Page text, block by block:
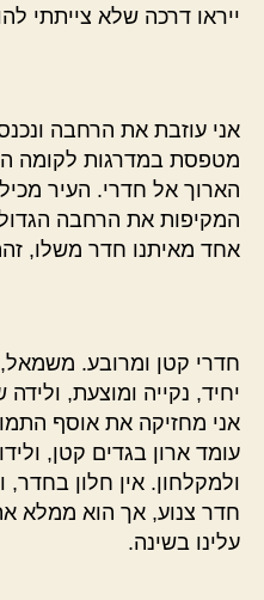
ייראו דרכה שלא צייתתי
אני עוזבת את הרחבה
מטפסת במדרגות לקומה
הארוך אל חדרי. העיר
המקיפות את הרחבה
אחד מאיתנו חדר משלו,
חדרי קטן ומרובע.
יחיד, נקייה ומוצעת,
אני מחזיקה את אוסף
עומד ארון בגדים קטן,
ולמקלחון. אין חלון
חדר צנוע, אך הוא ממלא
עלינו בשינה.